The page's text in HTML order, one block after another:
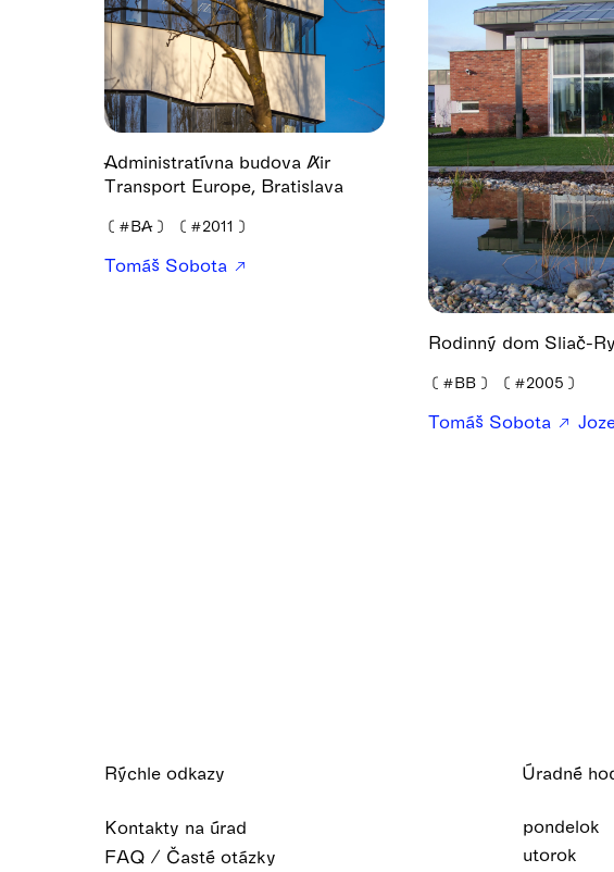
Administratívna budova Air
Transport Europe, Bratislava
❪ #BA ❫ ❪ #2011 ❫
Tomáš Sobota
Rodinný dom Sliač-
❪ #BB ❫ ❪ #2005 ❫
Tomáš Sobota
Rýchle odkazy
Kontakty na úrad
FAQ / Časté otázky
Úradné
pondelok
utorok